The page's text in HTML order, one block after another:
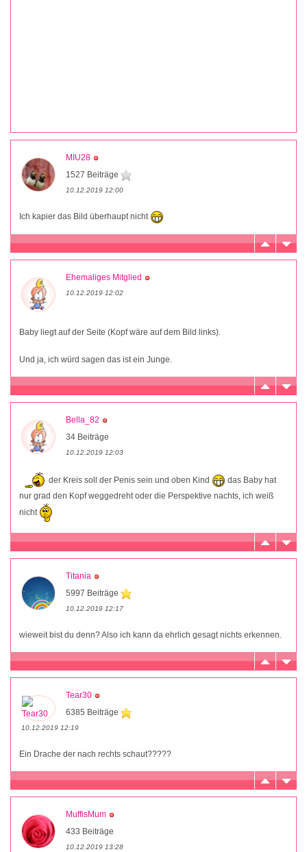
MIU28
1527 Beiträge
10.12.2019 12:00
Ich kapier das Bild überhaupt nicht
Ehemaliges Mitglied
10.12.2019 12:02
Baby liegt auf der Seite (Kopf wäre auf dem Bild links).
Und ja, ich würd sagen das ist ein Junge.
Bella_82
34 Beiträge
10.12.2019 12:03
der Kreis soll der Penis sein und oben Kind
das Baby hat
nur grad den Kopf weggedreht oder die Perspektive nachts, ich weiß
nicht
Titania
5997 Beiträge
10.12.2019 12:17
wieweit bist du denn? Also ich kann da ehrlich gesagt nichts erkennen.
Tear30
6385 Beiträge
10.12.2019 12:19
Ein Drache der nach rechts schaut?????
MuffisMum
433 Beiträge
10.12.2019 13:28